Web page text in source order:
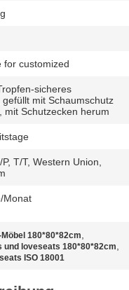
for customized
sicheres
gefüllt mit Schaumschutz
mit Schutzecken herum
T/T, Western Union,
Monat
180*80*82cm
und loveseats 180*80*82cm
ISO 18001